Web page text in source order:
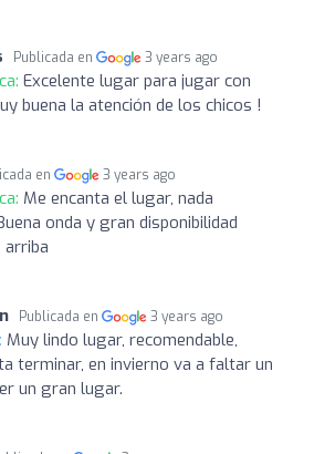
Publicada en 3 years ago
Excelente lugar para jugar con
buena la atención de los chicos !
en 3 years ago
Me encanta el lugar, nada
onda y gran disponibilidad
arriba
Publicada en 3 years ago
Muy lindo lugar, recomendable,
terminar, en invierno va a faltar un
un gran lugar.